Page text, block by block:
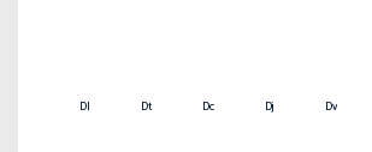
Dl Dt Dc Dj Dv